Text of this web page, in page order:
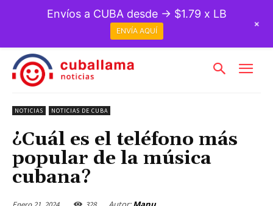
NOTICIAS NOTICIAS DE CUBA
¿Cuál es el teléfono más
popular de la música
cubana?
Envíos a CUBA desde → $1.79 x LB
ENVÍA AQUÍ
+